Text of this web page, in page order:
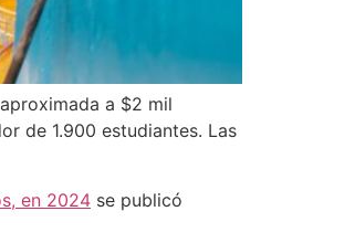
a $2 mil
de 1.900 estudiantes. Las
en 2024 se publicó